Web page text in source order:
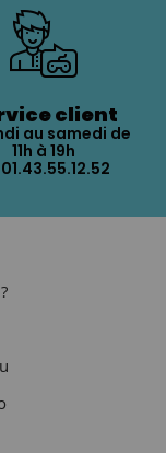
client
au samedi de
11h à 19h